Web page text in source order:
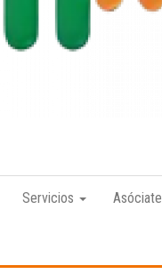
Servicios Asóciate